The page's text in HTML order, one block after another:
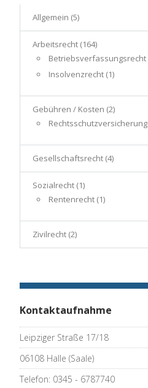
Allgemein (5)
Arbeitsrecht (164)
Betriebsverfassungsrecht
Insolvenzrecht (1)
Gebühren / Kosten (2)
Rechtsschutzversicherung
Gesellschaftsrecht (4)
Sozialrecht (1)
Rentenrecht (1)
Zivilrecht (2)
Kontaktaufnahme
Leipziger Straße 17/18
06108 Halle (Saale)
Telefon: 0345 - 6787740